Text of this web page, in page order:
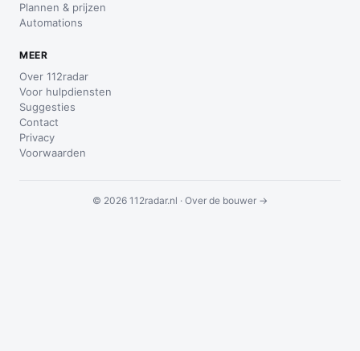
Plannen & prijzen
Automations
MEER
Over 112radar
Voor hulpdiensten
Suggesties
Contact
Privacy
Voorwaarden
© 2026 112radar.nl · Over de bouwer →